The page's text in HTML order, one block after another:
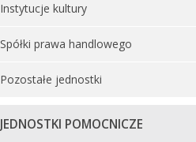
Instytucje kultury
Spółki prawa handlowego
Pozostałe jednostki
JEDNOSTKI POMOCNICZE